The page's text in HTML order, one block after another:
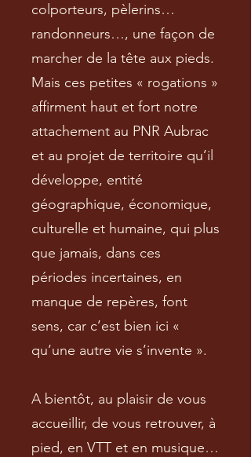
colporteurs, pèlerins…
randonneurs…, une façon de
marcher de la tête aux pieds.
Mais ces petites « rogations »
affirment haut et fort notre
attachement au PNR Aubrac
et au projet de territoire qu’il
développe, entité
géographique, économique,
culturelle et humaine, qui plus
que jamais, dans ces
périodes incertaines, en
manque de repères, font
sens, car c’est bien ici «
qu’une autre vie s’invente ».
A bientôt, au plaisir de vous
accueillir, de vous retrouver, à
pied, en VTT et en musique…